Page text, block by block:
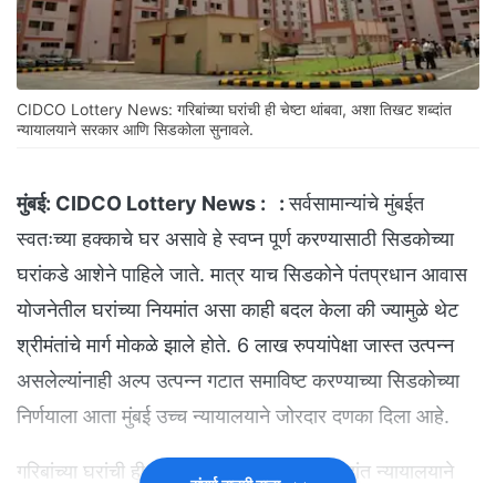
CIDCO Lottery News: गरिबांच्या घरांची ही चेष्टा थांबवा, अशा तिखट शब्दांत
न्यायालयाने सरकार आणि सिडकोला सुनावले.
मुंबई: CIDCO Lottery News : :सर्वसामान्यांचे मुंबईत
स्वतःच्या हक्काचे घर असावे हे स्वप्न पूर्ण करण्यासाठी सिडकोच्या
घरांकडे आशेने पाहिले जाते. मात्र याच सिडकोने पंतप्रधान आवास
योजनेतील घरांच्या नियमांत असा काही बदल केला की ज्यामुळे थेट
श्रीमंतांचे मार्ग मोकळे झाले होते. 6 लाख रुपयांपेक्षा जास्त उत्पन्न
असलेल्यांनाही अल्प उत्पन्न गटात समाविष्ट करण्याच्या सिडकोच्या
निर्णयाला आता मुंबई उच्च न्यायालयाने जोरदार दणका दिला आहे.
गरिबांच्या घरांची ही चेष्टा थांबवा, अशा तिखट शब्दांत न्यायालयाने